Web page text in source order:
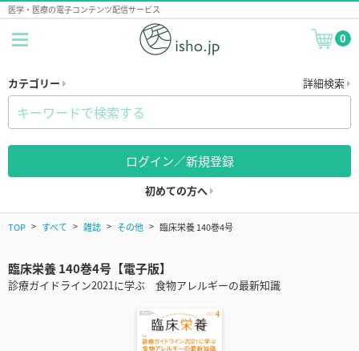
医学・医療の電子コンテンツ配信サービス
0
カテゴリー 詳細検索
ログイン／新規登録
初めての方へ
TOP すべて 雑誌 その他 臨床栄養 140巻4号
臨床栄養 140巻4号【電子版】
診療ガイドライン2021に学ぶ 食物アレルギーの最新知識